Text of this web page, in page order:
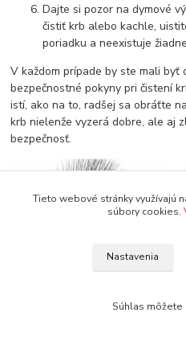
Dajte si pozor na dymové
čistiť krb alebo kachle,
poriadku a neexistuje
V každom prípade by ste mali byť
bezpečnostné pokyny pri čistení
istí, ako na to, radšej sa obráťte
krb nielenže vyzerá dobre, ale aj
bezpečnosť.
Tieto webové stránky využívajú
súbory cookies.
Nastavenia
Súhlas